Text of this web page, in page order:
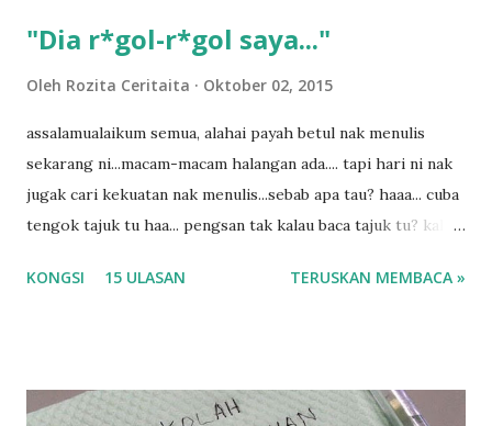
"Dia r*gol-r*gol saya..."
Oleh Rozita Ceritaita Oktober 02, 2015
assalamualaikum semua, alahai payah betul nak menulis
sekarang ni...macam-macam halangan ada.... tapi hari ni nak
jugak cari kekuatan nak menulis...sebab apa tau? haaa... cuba
tengok tajuk tu haa... pengsan tak kalau baca tajuk tu? kalau
tau? yang sebut tu anak aku....diulangi ANAK AKU ....adoiiii
balik keja aku ajak la shah singgah Giant beli barang
KONGSI 15 ULASAN TERUSKAN MEMBACA »